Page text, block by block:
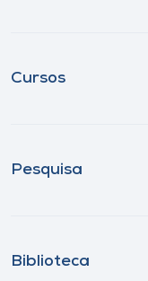
Cursos
Pesquisa
Biblioteca